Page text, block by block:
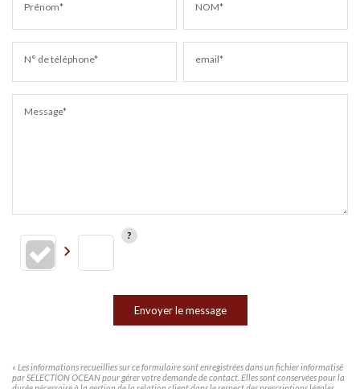
Prénom* NOM*
N° de téléphone* email*
Message*
Envoyer le message
« Les informations recueillies sur ce formulaire sont enregistrées dans un fichier informatisé
par SELECTION OCEAN pour gérer votre demande de contact. Elles sont conservées pour la